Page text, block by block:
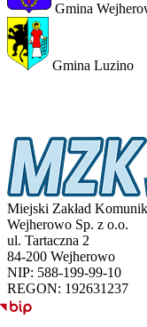
Gmina
Gmina Luzino
Miejski Zakład
Wejherowo Sp. z o.o.
ul. Tartaczna 2
84-200 Wejherowo
NIP: 588-199-99-10
REGON: 192631237